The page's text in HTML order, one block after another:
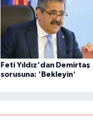
Feti Yıldız'dan Demirtaş
sorusuna: 'Bekleyin'